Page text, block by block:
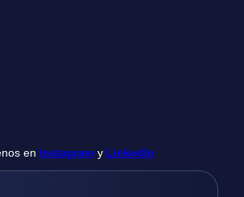
en Instagram y LinkedIn